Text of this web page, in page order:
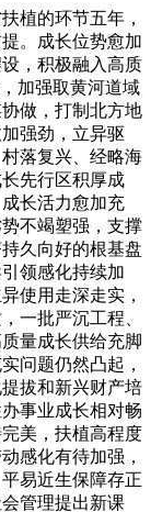
植的环节五年，
。成长位势愈加
，积极融入高质
加强取黄河道域
做，打制北方地
强劲，立异驱
落复兴、经略海
先行区积厚成
长活力愈加充
不竭塑强，支撑
久向好的根基盘
领感化持续加
使用走深走实，
一批严沉工程、
量成长供给充脚
问题仍然凸起，
拔和新兴财产培
事业成长相对畅
美，扶植高程度
感化有待加强，
易近生保障存正
管理提出新课